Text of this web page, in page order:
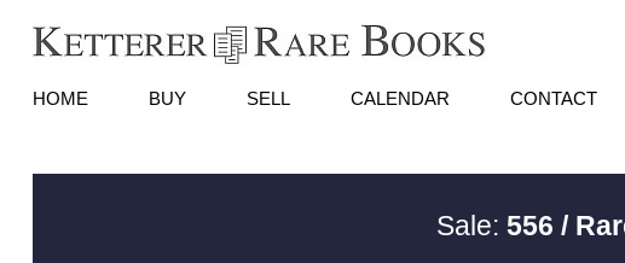
HOME BUY SELL CALENDAR CONTACT
Sale:556 /